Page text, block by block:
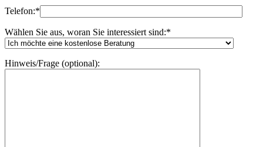
Telefon:*
Wählen Sie aus, woran Sie interessiert sind:*
Hinweis/Frage (optional):